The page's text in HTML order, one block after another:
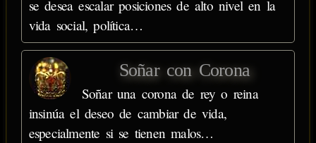
se desea escalar posiciones de alto nivel en la
vida social, política…
Soñar con Corona
Soñar una corona de rey o reina
insinúa el deseo de cambiar de vida,
especialmente si se tienen malos…